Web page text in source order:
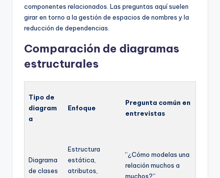
componentes relacionados. Las preguntas aquí suelen
girar en torno a la gestión de espacios de nombres y la
reducción de dependencias.
Comparación de diagramas
estructurales
Tipo de
diagram
a
Enfoque
Pregunta común en
entrevistas
Diagrama
de clases
Estructura
estática,
atributos,
“¿Cómo modelas una
relación muchos a
muchos?”